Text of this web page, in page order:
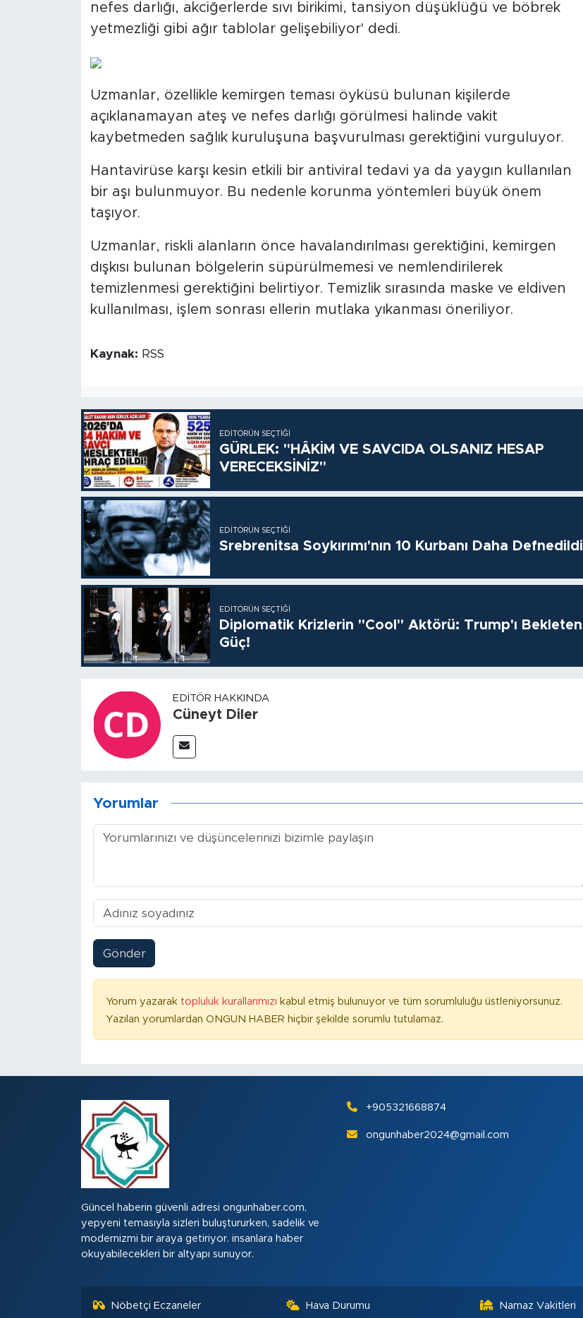
nefes darlığı, akciğerlerde sıvı birikimi, tansiyon düşüklüğü ve böbrek
yetmezliği gibi ağır tablolar gelişebiliyor' dedi.
Uzmanlar, özellikle kemirgen teması öyküsü bulunan kişilerde
açıklanamayan ateş ve nefes darlığı görülmesi halinde vakit
kaybetmeden sağlık kuruluşuna başvurulması gerektiğini vurguluyor.
Hantavirüse karşı kesin etkili bir antiviral tedavi ya da yaygın kullanılan
bir aşı bulunmuyor. Bu nedenle korunma yöntemleri büyük önem
taşıyor.
Uzmanlar, riskli alanların önce havalandırılması gerektiğini, kemirgen
dışkısı bulunan bölgelerin süpürülmemesi ve nemlendirilerek
temizlenmesi gerektiğini belirtiyor. Temizlik sırasında maske ve eldiven
kullanılması, işlem sonrası ellerin mutlaka yıkanması öneriliyor.
Kaynak: RSS
EDITÖRÜN SEÇTIĞI
GÜRLEK: "HÂKİM VE SAVCIDA OLSANIZ HESAP
VERECEKSİNİZ"
EDITÖRÜN SEÇTIĞI
Srebrenitsa Soykırımı'nın 10 Kurbanı Daha Defnedildi
EDITÖRÜN SEÇTIĞI
Diplomatik Krizlerin "Cool" Aktörü: Trump'ı Bekleten
Güç!
EDITÖR HAKKINDA
Cüneyt Diler
Yorumlar
Gönder
Yorum yazarak topluluk kurallarımızı kabul etmiş bulunuyor ve tüm sorumluluğu üstleniyorsunuz.
Yazılan yorumlardan ONGUN HABER hiçbir şekilde sorumlu tutulamaz.
Güncel haberin güvenli adresi ongunhaber.com,
yepyeni temasıyla sizleri buluştururken, sadelik ve
modernizmi bir araya getiriyor. insanlara haber
okuyabilecekleri bir altyapı sunuyor.
+905321668874
ongunhaber2024@gmail.com
Nöbetçi Eczaneler Hava Durumu Namaz Vakitleri